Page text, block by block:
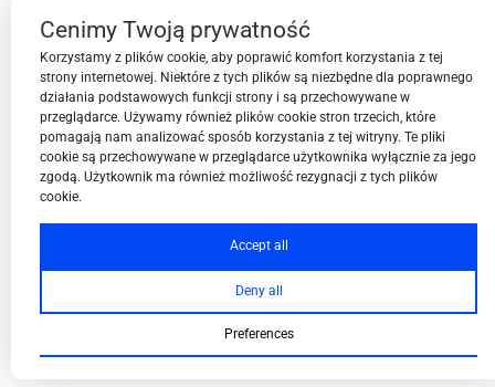
Contact
BPN-T Area
BPN-T Offer
Cenimy Twoją prywatność
Korzystamy z plików cookie, aby poprawić komfort korzystania z tej
strony internetowej. Niektóre z tych plików są niezbędne dla poprawnego
działania podstawowych funkcji strony i są przechowywane w
przeglądarce. Używamy również plików cookie stron trzecich, które
pomagają nam analizować sposób korzystania z tej witryny. Te pliki
cookie są przechowywane w przeglądarce użytkownika wyłącznie za jego
zgodą. Użytkownik ma również możliwość rezygnacji z tych plików
cookie.
Accept all
Deny all
Preferences